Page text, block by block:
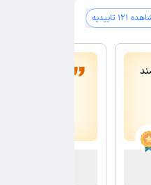
121 تاییدیه